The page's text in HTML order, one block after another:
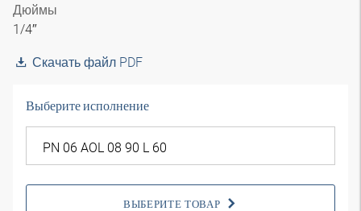
Дюймы
1/4″
Скачать файл PDF
Выберите исполнение
ВЫБЕРИТЕ ТОВАР